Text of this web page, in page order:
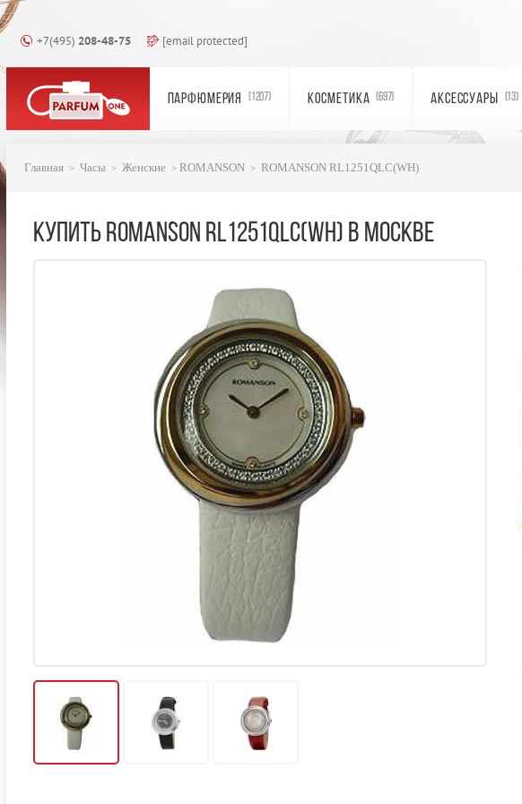
+7(495) 208-48-75 [email protected]
ПАРФЮМЕРИЯ (1207) КОСМЕТИКА (697) АКСЕССУАРЫ (13)
Главная Часы Женские ROMANSON ROMANSON RL1251QLC(WH)
КУПИТЬ ROMANSON RL1251QLC(WH) В МОСКВЕ